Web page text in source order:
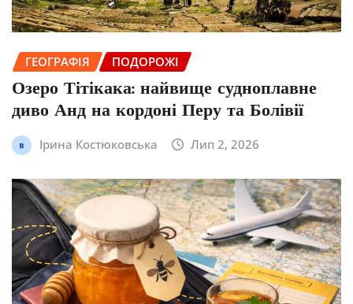
ГЕОГРАФІЯ ПОДОРОЖІ
Озеро Тітікака: найвище судноплавне
диво Анд на кордоні Перу та Болівії
Ірина Костюковська Лип 2, 2026